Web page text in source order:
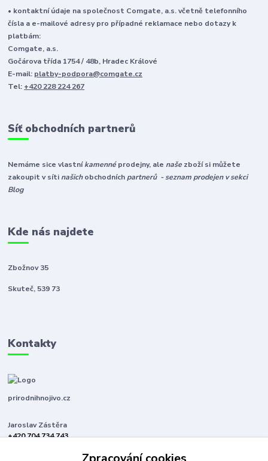
• kontaktní údaje na společnost Comgate, a.s. včetně telefonního
čísla a e-mailové adresy pro případné reklamace nebo dotazy k
platbám:
Comgate, a.s.
Gočárova třída 1754 / 48b, Hradec Králové
E-mail: platby-podpora@comgate.cz
Tel: +420 228 224 267
Síť obchodních partnerů
Nemáme sice vlastníkamennéprodejny, ale naše zboží si můžete
zakoupit v síti našichobchodních partnerů - seznam prodejen v sekci
Blog
Kde nás najdete
Zbožnov 35
Skuteč, 539 73
Kontakty
prirodnihnojivo.cz
Jaroslav Zástěra
+420 704 734 743